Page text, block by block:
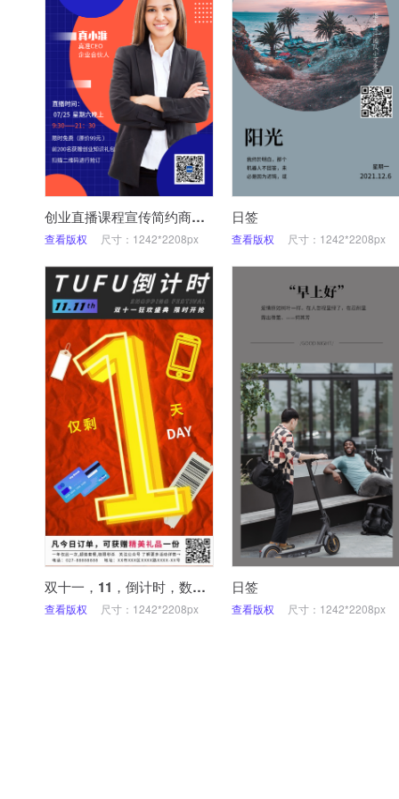
创业直播课程宣传简约商务风格手机海报
查看版权 尺寸：1242*2208px
日签
查看版权 尺寸：1242*2208px
双十一，11，倒计时，数字，1，手机海报
查看版权 尺寸：1242*2208px
日签
查看版权 尺寸：1242*2208px